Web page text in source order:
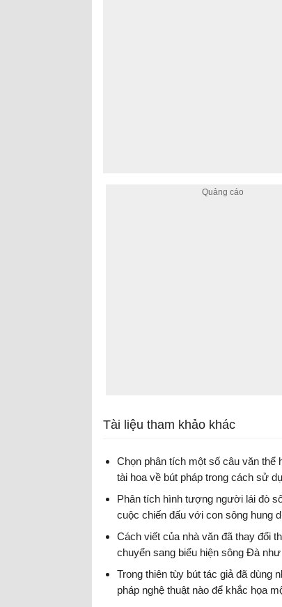
Tài liệu tham khảo khác
Chọn phân tích một số câu văn thể
tài hoa về bút pháp trong cách sử
của Nguyễn Tuân.
Bài 5 trang 193 SGK Ngữ văn 12 tập
Phân tích hình tượng người lái đò
cuộc chiến đấu với con sông hung
Bài 4 trang 192 SGK Ngữ văn 12 tập
Cách viết của nhà văn đã thay đổi
chuyển sang biểu hiện sông Đà
chảy trữ tình
Bài 3 trang 192 SGK Ngữ văn 12 tập
Trong thiên tùy bút tác giả đã dùng
pháp nghệ thuật nào để khắc họa